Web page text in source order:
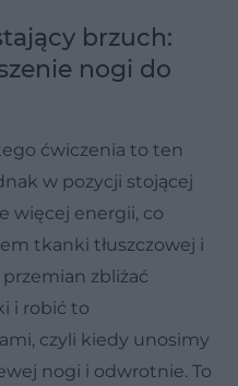
brzuch:
nogi do
ćwiczenia to ten
w pozycji stojącej
więcej energii, co
tkanki tłuszczowej i
zbliżać
i robić to
czyli kiedy unosimy
nogi i odwrotnie. To